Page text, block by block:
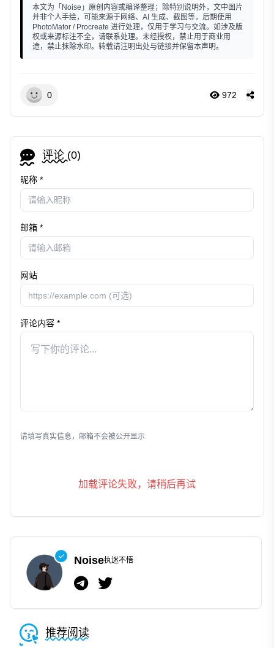
本文为「Noise」原创内容或编译整理；除特别说明外，文中图片
并非个人手绘，可能来源于网络、AI 生成、截图等，后期使用
PhotoMator / Procreate 进行处理，仅用于学习与交流。如涉及版
权或来源标注不全，请联系处理。未经授权，禁止用于商业用
途，禁止抹除水印。转载请注明出处与链接并保留本声明。
0 972
评论 (0)
昵称 *
邮箱 *
网站
评论内容 *
请填写真实信息，邮箱不会被公开显示
加载评论失败，请稍后再试
Noise执迷不悟
推荐阅读